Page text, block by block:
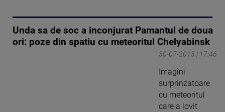
Unda sa de soc a inconjurat Pamantul de doua
ori: poze din spatiu cu meteoritul Chelyabinsk
30-07-2013 | 17:46
Imagini
surprinzatoare
cu meteoritul
care a lovit